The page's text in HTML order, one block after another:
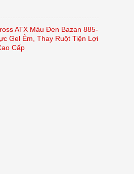
ATX Màu Đen Bazan 885-
Gel Êm, Thay Ruột Tiện Lợi
Cấp